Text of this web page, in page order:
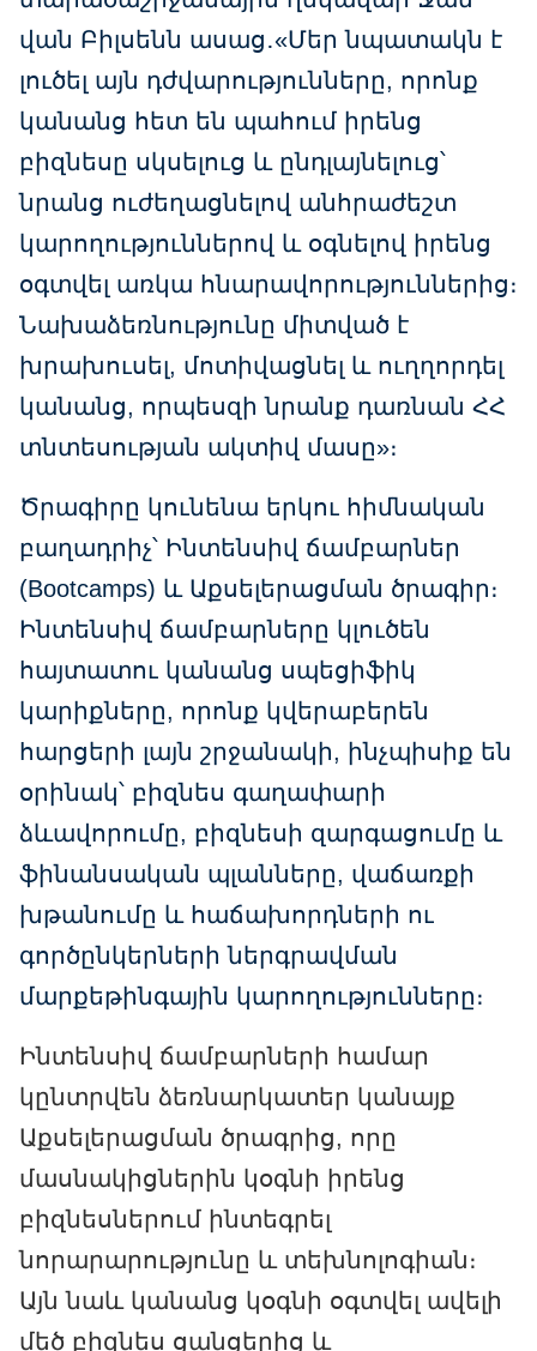
վան Բիլսենն ասաց․«Մեր նպատակն է
լուծել այն դժվարությունները, որոնք
կանանց հետ են պահում իրենց
բիզնեսը սկսելուց և ընդլայնելուց՝
նրանց ուժեղացնելով անհրաժեշտ
կարողություններով և օգնելով իրենց
օգտվել առկա հնարավորություններից։
Նախաձեռնությունը միտված է
խրախուսել, մոտիվացնել և ուղղորդել
կանանց, որպեսզի նրանք դառնան ՀՀ
տնտեսության ակտիվ մասը»։
Ծրագիրը կունենա երկու հիմնական
բաղադրիչ՝ Ինտենսիվ ճամբարներ
(Bootcamps) և Աքսելերացման ծրագիր։
Ինտենսիվ ճամբարները կլուծեն
հայտատու կանանց սպեցիֆիկ
կարիքները, որոնք կվերաբերեն
հարցերի լայն շրջանակի, ինչպիսիք են
օրինակ՝ բիզնես գաղափարի
ձևավորումը, բիզնեսի զարգացումը և
ֆինանսական պլանները, վաճառքի
խթանումը և հաճախորդների ու
գործընկերների ներգրավման
մարքեթինգային կարողությունները։
Ինտենսիվ ճամբարների համար
կընտրվեն ձեռնարկատեր կանայք
Աքսելերացման ծրագրից, որը
մասնակիցներին կօգնի իրենց
բիզնեսներում ինտեգրել
նորարարությունը և տեխնոլոգիան։
Այն նաև կանանց կօգնի օգտվել ավելի
մեծ բիզնես ցանցերից և